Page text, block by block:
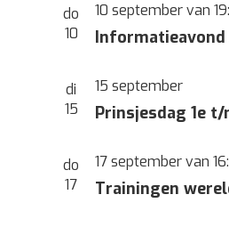
do
10
10 september van
Informatieavond
di
15
15 september
Prinsjesdag 1e
do
17
17 september van
Trainingen